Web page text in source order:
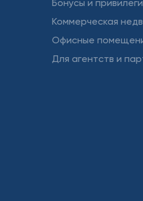
Бонусы и
Коммерческая
Офисные
Для агентств и